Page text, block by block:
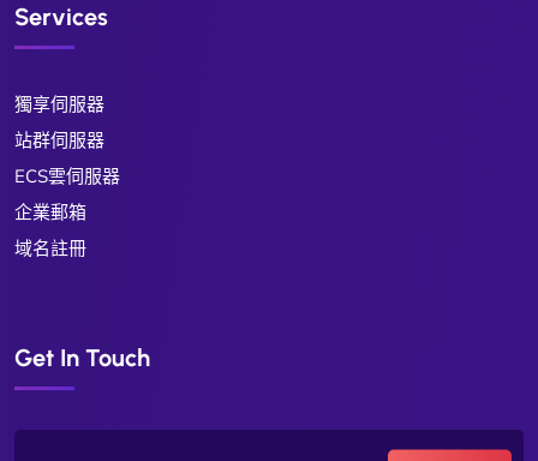
Services
獨享伺服器
站群伺服器
ECS雲伺服器
企業郵箱
域名註冊
Get In Touch